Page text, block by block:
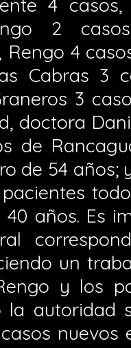
2
Rengo 4
Cabras 3
3
doctora
de
de 54 años;
40 años. Es
un
y los
la autoridad